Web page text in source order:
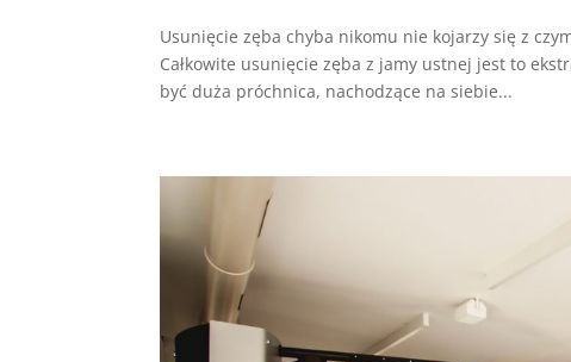
Usunięcie zęba chyba nikomu nie kojarzy się z
Całkowite usunięcie zęba z jamy ustnej jest to
być duża próchnica, nachodzące na siebie...